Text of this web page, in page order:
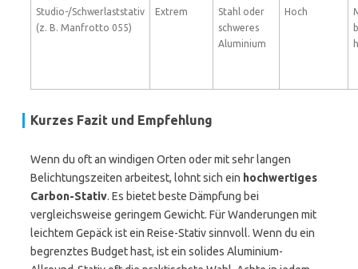
Studio-/Schwerlaststativ
(z. B. Manfrotto 055)
Extrem
Stahl oder
schweres
Aluminium
Hoch
Kurzes Fazit und Empfehlung
Wenn du oft an windigen Orten oder mit sehr langen
Belichtungszeiten arbeitest, lohnt sich ein hochwertiges
Carbon-Stativ. Es bietet beste Dämpfung bei
vergleichsweise geringem Gewicht. Für Wanderungen mit
leichtem Gepäck ist ein Reise-Stativ sinnvoll. Wenn du ein
begrenztes Budget hast, ist ein solides Aluminium-